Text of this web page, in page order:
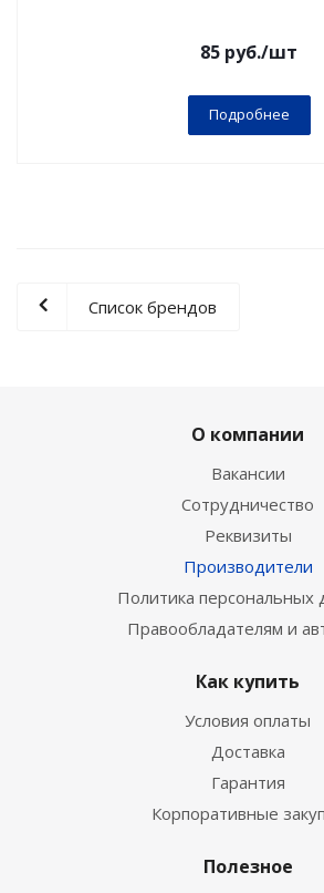
85 руб./шт
Подробнее
Список брендов
О компании
Вакансии
Сотрудничество
Реквизиты
Производители
Политика персональных
Правообладателям и
Как купить
Условия оплаты
Доставка
Гарантия
Корпоративные
Полезное